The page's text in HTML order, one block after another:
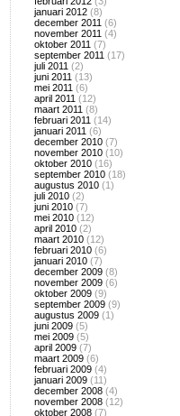
januari 2012 (8)
december 2011 (6)
november 2011 (4)
oktober 2011 (7)
september 2011 (17)
juli 2011 (2)
juni 2011 (13)
mei 2011 (6)
april 2011 (12)
maart 2011 (8)
februari 2011 (14)
januari 2011 (6)
december 2010 (7)
november 2010 (10)
oktober 2010 (16)
september 2010 (18)
augustus 2010 (1)
juli 2010 (2)
juni 2010 (7)
mei 2010 (12)
april 2010 (2)
maart 2010 (12)
februari 2010 (6)
januari 2010 (7)
december 2009 (8)
november 2009 (6)
oktober 2009 (9)
september 2009 (9)
augustus 2009 (1)
juni 2009 (5)
mei 2009 (5)
april 2009 (7)
maart 2009 (6)
februari 2009 (4)
januari 2009 (11)
december 2008 (4)
november 2008 (12)
oktober 2008 (7)